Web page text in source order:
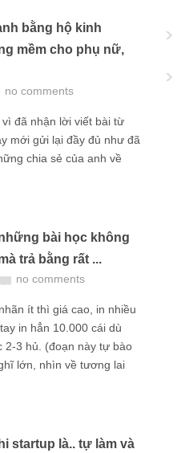
bằng hộ kinh
mềm cho phụ nữ,
no comments
đã nhận lời viết bài từ
mới gửi lại đầy đủ như đã
chia sẻ của anh về
bài học không
trả bằng rất ...
no comments
ít thì giá cao, in nhiều
in hẳn 10.000 cái dù
2-3 hủ. (đoạn này tự bào
lớn, nhìn về tương lai
startup là.. tự làm và